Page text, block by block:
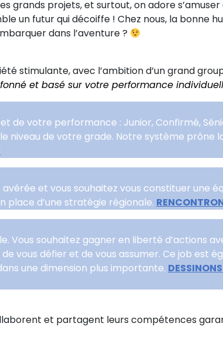
grands projets, et surtout, on adore
un futur qui décoiffe ! Chez nous, la bonne
dans l’aventure ?
stimulante, avec l’ambition d’un grand
et basé sur votre performance
de votre performance : Junior, Confirmé,
niveau de votre grade. Notre système
et vous souhaitez vous constituer une
place d’une stratégie régionale.
Vous souhaitez gagner en liberté d’actions
vous défier et de vous assumer. Ce job est
une dimension plus importante.
et partagent leurs compétences